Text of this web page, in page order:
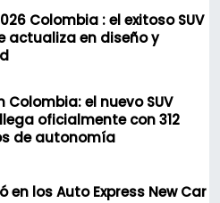
Colombia : el exitoso SUV
actualiza en diseño y
Colombia: el nuevo SUV
oficialmente con 312
de autonomía
en los Auto Express New Car